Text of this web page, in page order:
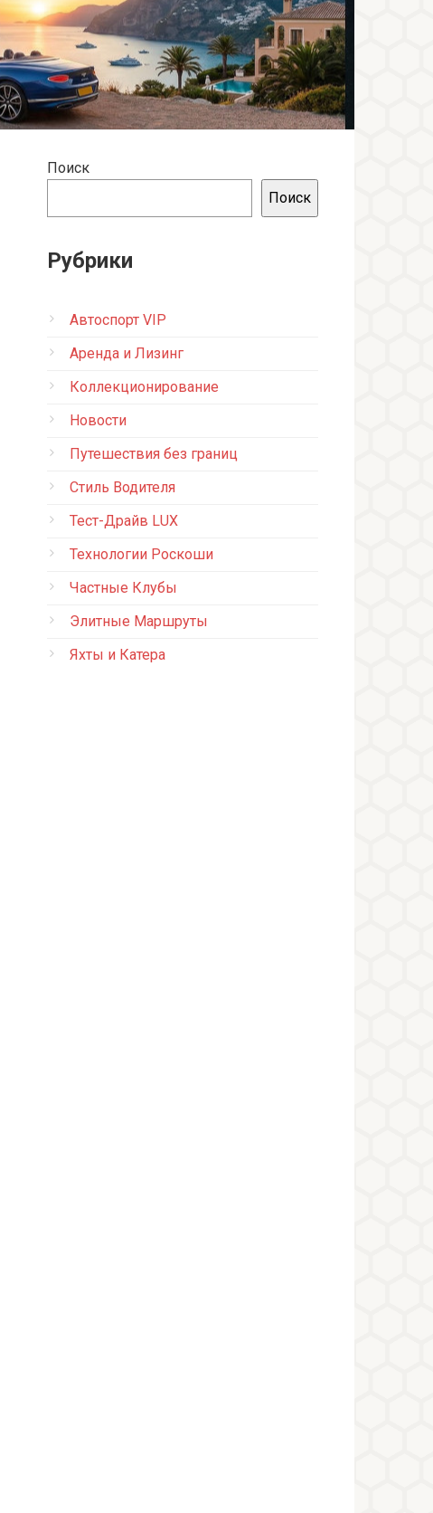
Поиск
Поиск
Рубрики
Автоспорт VIP
Аренда и Лизинг
Коллекционирование
Новости
Путешествия без границ
Стиль Водителя
Тест-Драйв LUX
Технологии Роскоши
Частные Клубы
Элитные Маршруты
Яхты и Катера